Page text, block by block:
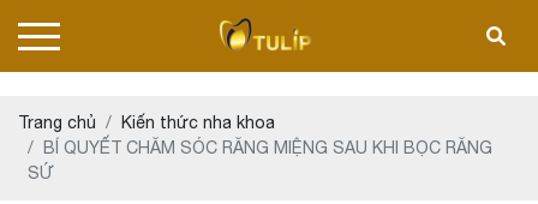
Trang chủ
Kiến thức nha khoa
BÍ QUYẾT CHĂM SÓC RĂNG MIỆNG SAU KHI BỌC RĂNG
SỨ